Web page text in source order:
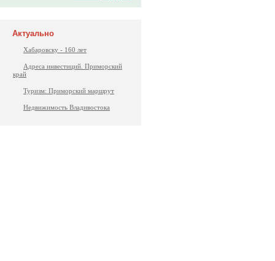
Актуально
Хабаровску - 160 лет
Адреса инвестиций. Приморский
край
Туризм: Приморский маршрут
Недвижимость Владивостока